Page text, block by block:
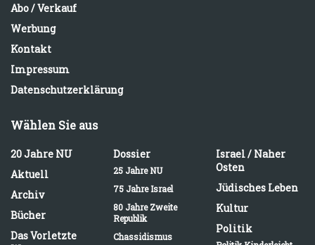
Abo / Verkauf
Werbung
Kontakt
Impressum
Datenschutzerklärung
Wählen Sie aus
20 Jahre NU
Aktuell
Archiv
Bücher
Das Vorletzte
Dossier
25 Jahre NU
75 Jahre Israel
80 Jahre Zweite
Republik
Chassidismus
Israel / Naher
Osten
Jüdisches Leben
Kultur
Politik